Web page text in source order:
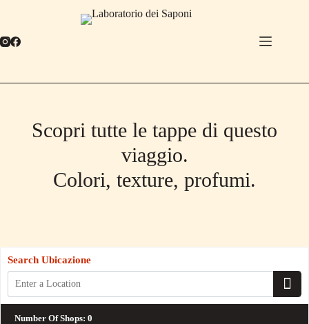
Scopri tutte le tappe di questo
viaggio.
Colori, texture, profumi.
Search Ubicazione
Number Of Shops: 0